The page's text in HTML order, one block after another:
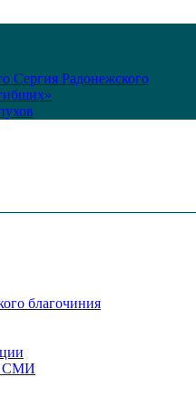
Сергия Радонежского
благочиния
СМИ